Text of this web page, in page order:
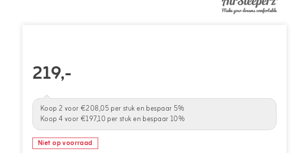
219,-
Koop 2 voor €208,05 per stuk en bespaar 5%
Koop 4 voor €197,10 per stuk en bespaar 10%
Niet op voorraad